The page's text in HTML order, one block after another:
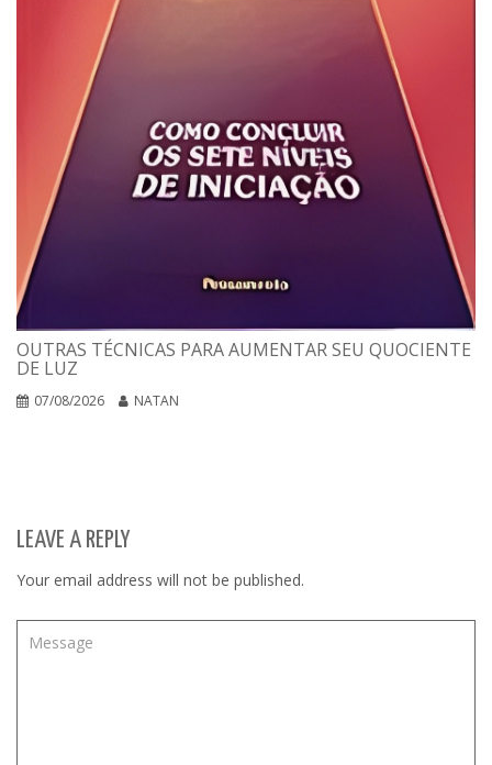
OUTRAS TÉCNICAS PARA AUMENTAR SEU QUOCIENTE
DE LUZ
07/08/2026 NATAN
LEAVE A REPLY
Your email address will not be published.